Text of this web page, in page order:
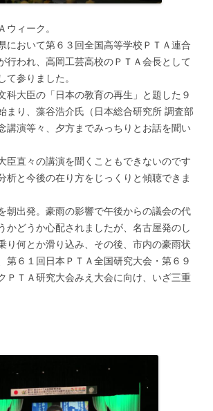
ィーク。
において第６３回全国高等学校ＰＴＡ連合
行われ、高岡工芸高校のＰＴＡ会長として
て参りました。
大臣の「日本の教育の再生」と題した９
まり、藻谷浩介氏（日本総合研究所 調査部
講演等々、夕方までみっちりとお話を聞い
臣直々の講演を聞くこともできないのです
析と今後の在り方をじっくりと傾聴できま
朝出発。豪雨の影響で午後からの議会の代
かどうか心配されましたが、名古屋発のし
り何とか滑り込み、その後、市内の豪雨状
第６１回日本ＰＴＡ全国研究大会・第６９
ＰＴＡ研究大会みえ大会に向け、いざ三重